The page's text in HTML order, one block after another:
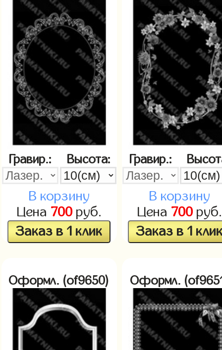
Гравир.: Высота:
В корзину
Цена 700руб.
Заказ в 1 клик
Гравир.:
В корзину
Цена 700руб.
Заказ в 1
Оформл. (of9650) Оформл.